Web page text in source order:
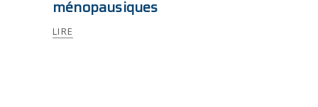
ménopausiques
LIRE